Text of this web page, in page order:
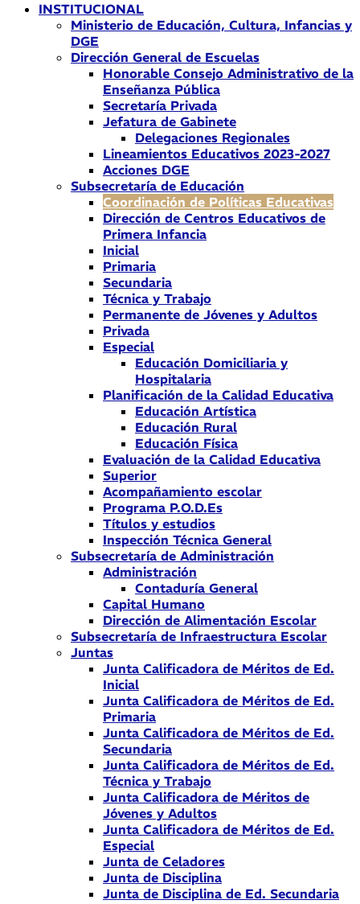
INSTITUCIONAL
Ministerio de Educación, Cultura, Infancias y
DGE
Dirección General de Escuelas
Honorable Consejo Administrativo de la
Enseñanza Pública
Secretaría Privada
Jefatura de Gabinete
Delegaciones Regionales
Lineamientos Educativos 2023-2027
Acciones DGE
Subsecretaría de Educación
Coordinación de Políticas Educativas
Dirección de Centros Educativos de
Primera Infancia
Inicial
Primaria
Secundaria
Técnica y Trabajo
Permanente de Jóvenes y Adultos
Privada
Especial
Educación Domiciliaria y
Hospitalaria
Planificación de la Calidad Educativa
Educación Artística
Educación Rural
Educación Física
Evaluación de la Calidad Educativa
Superior
Acompañamiento escolar
Programa P.O.D.Es
Títulos y estudios
Inspección Técnica General
Subsecretaría de Administración
Administración
Contaduría General
Capital Humano
Dirección de Alimentación Escolar
Subsecretaría de Infraestructura Escolar
Juntas
Junta Calificadora de Méritos de Ed.
Inicial
Junta Calificadora de Méritos de Ed.
Primaria
Junta Calificadora de Méritos de Ed.
Secundaria
Junta Calificadora de Méritos de Ed.
Técnica y Trabajo
Junta Calificadora de Méritos de
Jóvenes y Adultos
Junta Calificadora de Méritos de Ed.
Especial
Junta de Celadores
Junta de Disciplina
Junta de Disciplina de Ed. Secundaria